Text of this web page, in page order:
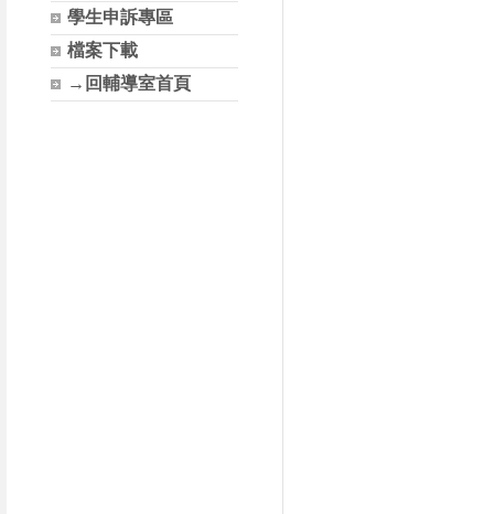
學生申訴專區
檔案下載
→回輔導室首頁